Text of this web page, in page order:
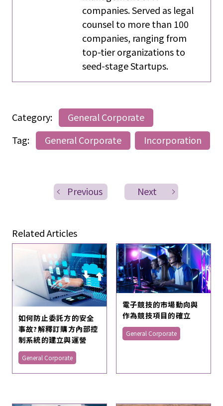
companies. Served as legal
counsel to more than 100
companies, ranging from
top-tier organizations to
seed-stage Startups.
Category:
General Corporate
Tag:
General Corporate Incorporation
Previous Next
Related Articles
如何防止委託方的安全
事故?解釋訂購方內部控
制系統的建立與運營
General Corporate
電子競技的市場動向與
作為競技項目的確立
General Corporate